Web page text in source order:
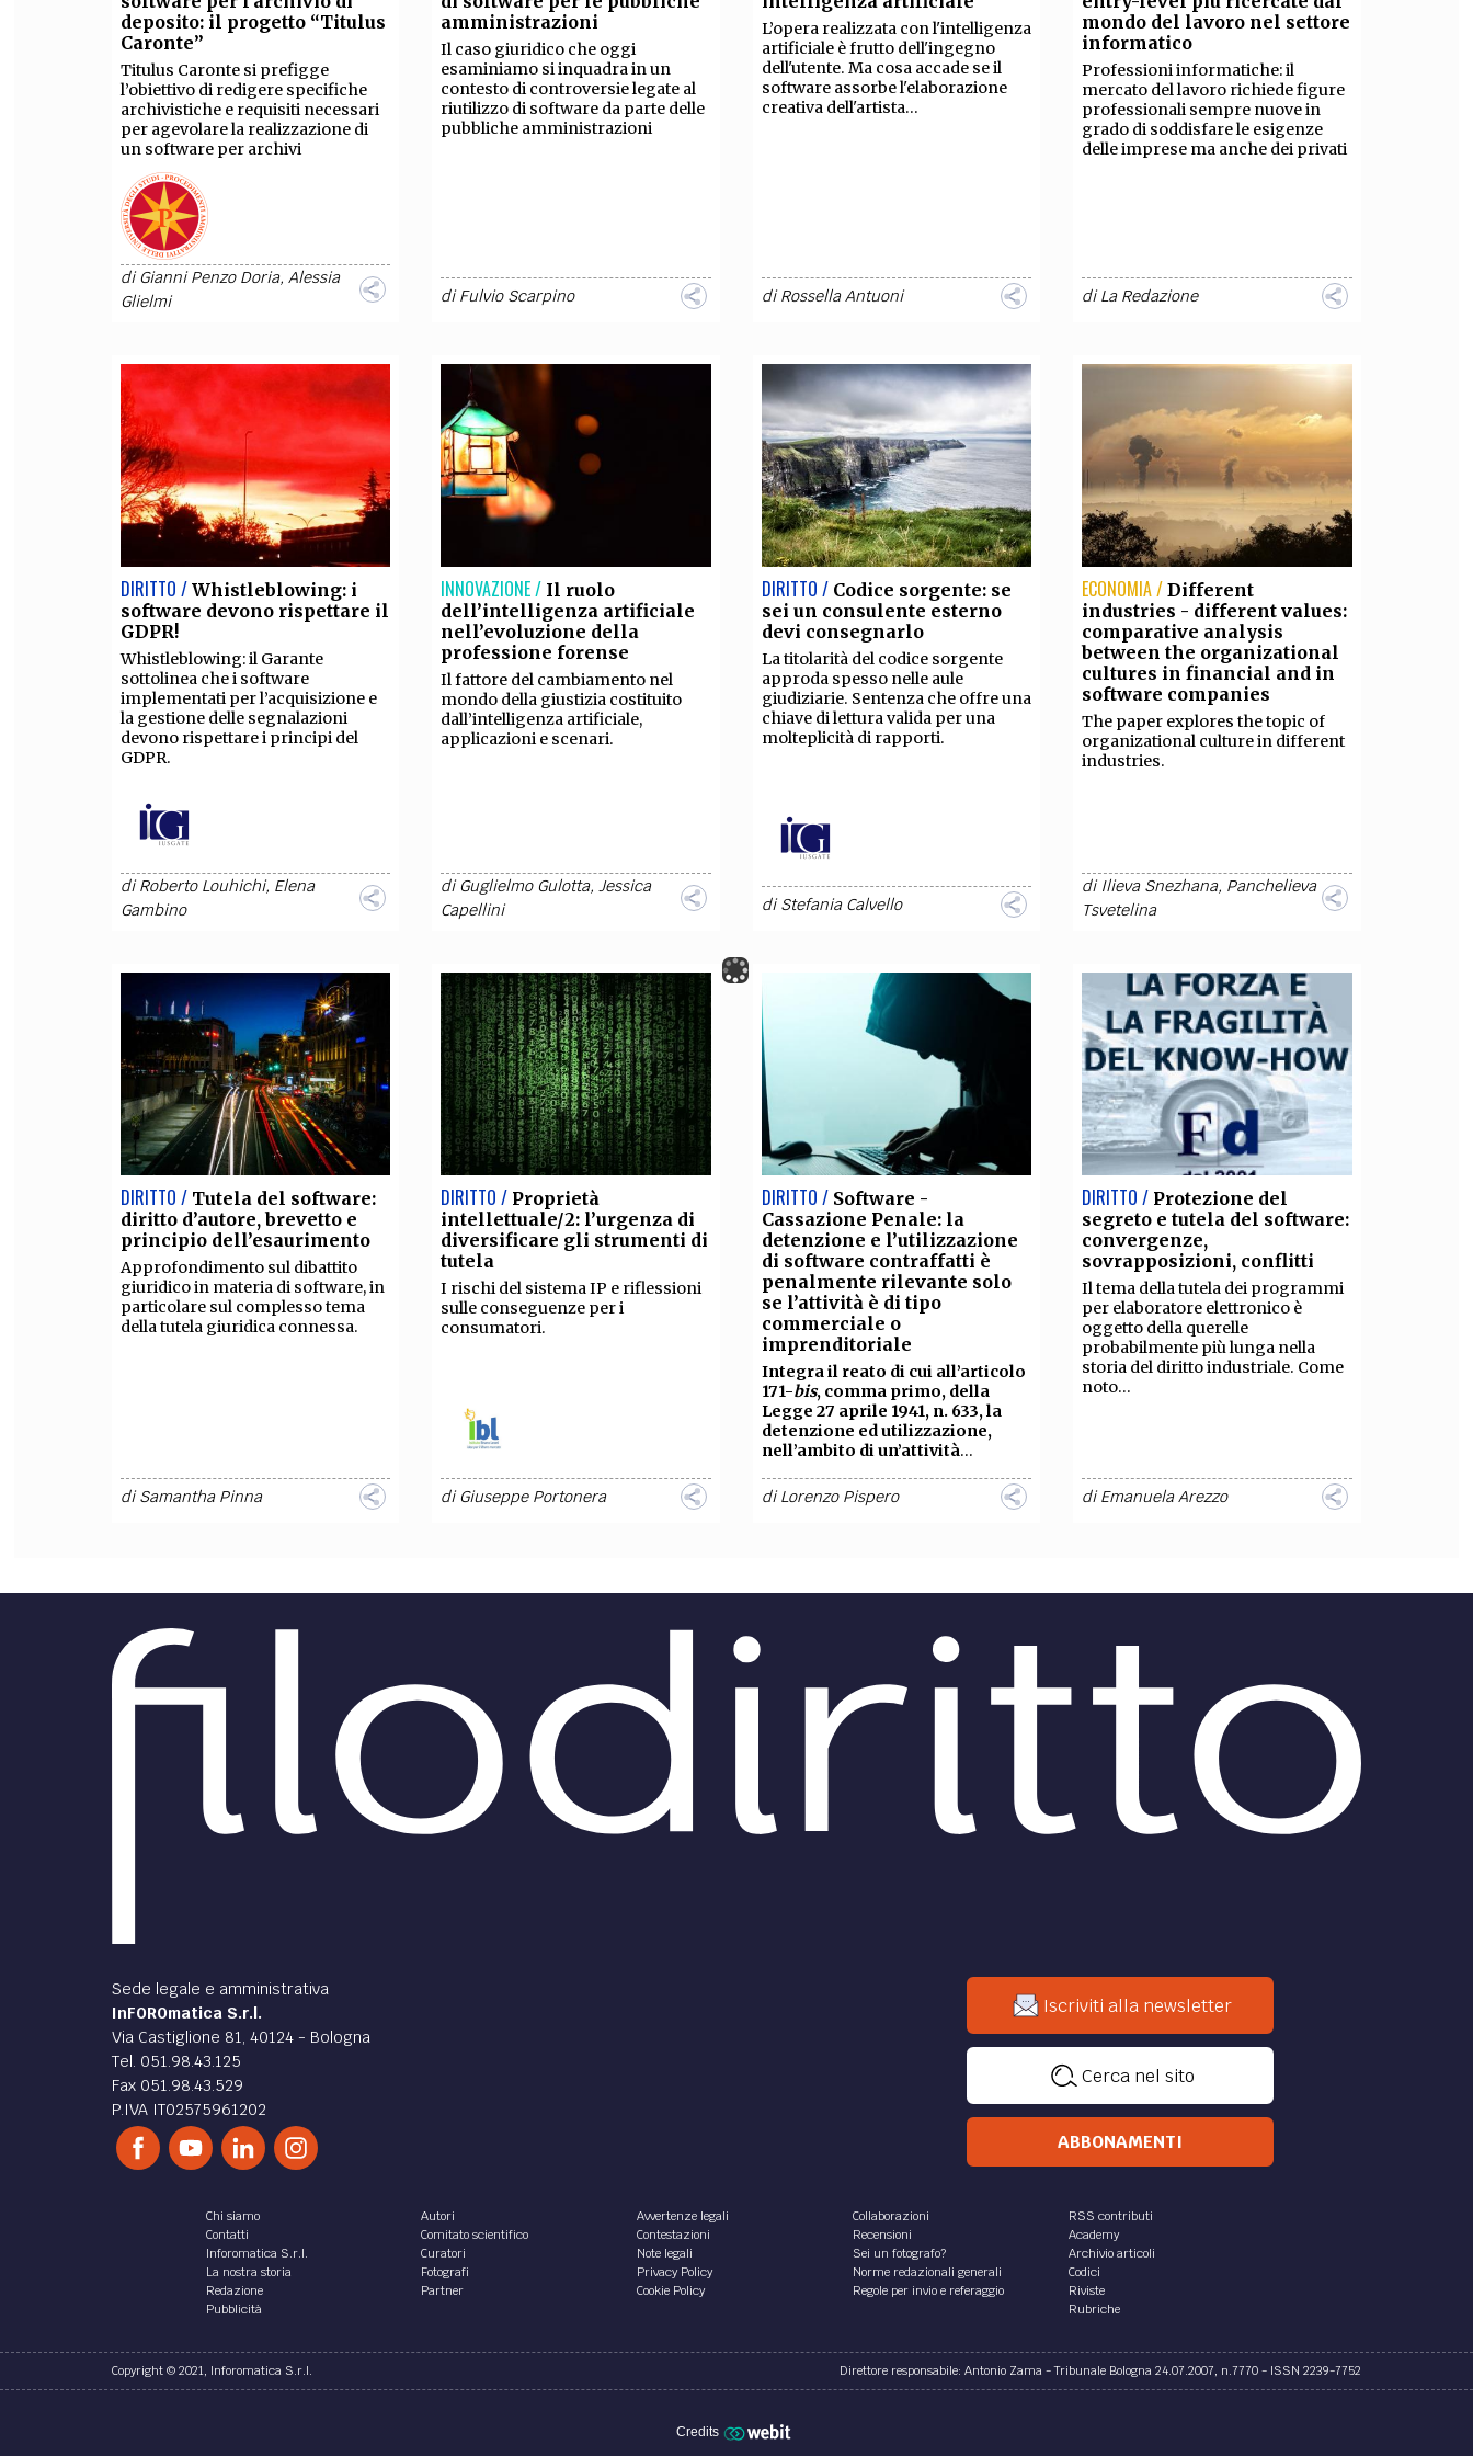
FILODIRITTO REDAZIONE COMITATO SCIENTIFICO CURATORI FOTOGRAFI PARTNER COLLABORA CON NOI
EXTRA
deposito: il progetto “Titulus
Caronte”
Titulus Caronte si prefigge
l’obiettivo di redigere specifiche
archivistiche e requisiti necessari
per agevolare la realizzazione di
un software per archivi
diGianni Penzo Doria, Alessia
Glielmi
amministrazioni
Il caso giuridico che oggi
esaminiamo si inquadra in un
contesto di controversie legate al
riutilizzo di software da parte delle
pubbliche amministrazioni
diFulvio Scarpino
L’opera realizzata con l'intelligenza
artificiale è frutto dell'ingegno
dell'utente. Ma cosa accade se il
software assorbe l'elaborazione
creativa dell'artista...
diRossella Antuoni
mondo del lavoro nel settore
informatico
Professioni informatiche: il
mercato del lavoro richiede figure
professionali sempre nuove in
grado di soddisfare le esigenze
delle imprese ma anche dei privati
diLa Redazione
DIRITTO / Whistleblowing: i
software devono rispettare il
GDPR!
Whistleblowing: il Garante
sottolinea che i software
implementati per l’acquisizione e
la gestione delle segnalazioni
devono rispettare i principi del
GDPR.
diRoberto Louhichi, Elena
Gambino
INNOVAZIONE / Il ruolo
dell’intelligenza artificiale
nell’evoluzione della
professione forense
Il fattore del cambiamento nel
mondo della giustizia costituito
dall’intelligenza artificiale,
applicazioni e scenari.
diGuglielmo Gulotta,Jessica
Capellini
DIRITTO / Codice sorgente: se
sei un consulente esterno
devi consegnarlo
La titolarità del codice sorgente
approda spesso nelle aule
giudiziarie. Sentenza che offre una
chiave di lettura valida per una
molteplicità di rapporti.
diStefania Calvello
ECONOMIA / Different
industries - different values:
comparative analysis
between the organizational
cultures in financial and in
software companies
The paper explores the topic of
organizational culture in different
industries.
di Ilieva Snezhana, Panchelieva
Tsvetelina
DIRITTO / Tutela del software:
diritto d’autore, brevetto e
principio dell’esaurimento
Approfondimento sul dibattito
giuridico in materia di software, in
particolare sul complesso tema
della tutela giuridica connessa.
diSamantha Pinna
DIRITTO / Proprietà
intellettuale/2: l’urgenza di
diversificare gli strumenti di
tutela
I rischi del sistema IP e riflessioni
sulle conseguenze per i
consumatori.
diGiuseppe Portonera
DIRITTO / Software -
Cassazione Penale: la
detenzione e l’utilizzazione
di software contraffatti è
penalmente rilevante solo
se l’attività è di tipo
commerciale o
imprenditoriale
Integra il reato di cui all’articolo
171-bis, comma primo, della
Legge 27 aprile 1941, n. 633, la
detenzione ed utilizzazione,
nell’ambito di un’attività...
diLorenzo Pispero
DIRITTO / Protezione del
segreto e tutela del software:
convergenze,
sovrapposizioni, conflitti
Il tema della tutela dei programmi
per elaboratore elettronico è
oggetto della querelle
probabilmente più lunga nella
storia del diritto industriale. Come
noto...
diEmanuela Arezzo
contratto di fornitura
software e sito web
Il contratto stipulato tra una
– nel caso di specie
contratto di licenza d’uso del
programma
Confermando la pronuncia di
secondo grado, la Corte di
Cassazione ha affermato che la
lentezza di funzionamento del
software non legittima
l’utilizzatore ad...
Il mobile health costituisce “un
sanitaria” e “un nuovo modello
economico”, il cui successo si
ricollega alla capacità di...
software commissionato da
professionista
Il Tribunale di Bologna (di seguito
il “Tribunale”), con una sentenza
dello scorso maggio, si è
pronunciato in merito ai diritti di
sfruttamento economico del...
DIRITTO /
penalmente perseguibile
chi presta assistenza
informatica e installa
programmi contraffatti
La Corte di Cassazione ha
recentemente affermato
integra il reato di cui all’articolo
171-bis, comma primo, della
Legge 22 aprile 1941, n. 633
(“Legge sul...
Filodiritto editore diCesare Galli
collegamento negoziale tra
compravendita di hardware
e licenza d’uso del software
eventualmente preinstallato
dell’11 settembre 2014, la Terza
Sezione Civile della Corte di
Filodiritto editore
gestione collettiva dei diritti
d’autore
Il 4 febbraio scorso, il Parlamento
europeo ha approvato, con 640
voti favorevoli, 18 voti contrari e 22
gestione collettiva dei...
diFilodiritto editore